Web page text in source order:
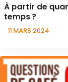
À partir de
temps ?
11 MARS 2024